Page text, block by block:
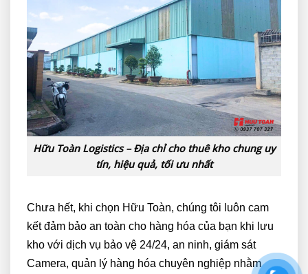
Hữu Toàn Logistics – Địa chỉ cho thuê kho chung uy
tín, hiệu quả, tối ưu nhất
Chưa hết, khi chọn Hữu Toàn, chúng tôi luôn cam
kết đảm bảo an toàn cho hàng hóa của bạn khi lưu
kho với dịch vụ bảo vệ 24/24, an ninh, giám sát
Camera, quản lý hàng hóa chuyên nghiệp nhằm